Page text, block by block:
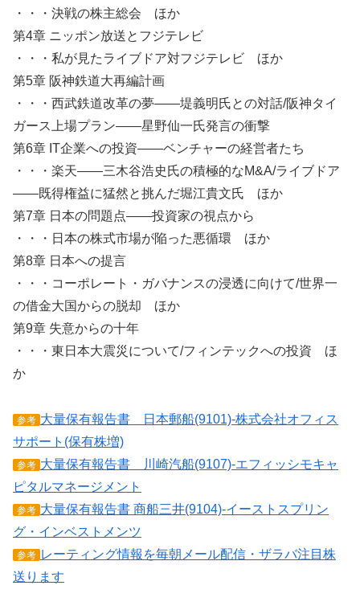
・・・決戦の株主総会 ほか
第4章 ニッポン放送とフジテレビ
・・・私が見たライブドア対フジテレビ ほか
第5章 阪神鉄道大再編計画
・・・西武鉄道改革の夢――堤義明氏との対話/阪神タイ
ガース上場プラン――星野仙一氏発言の衝撃
第6章 IT企業への投資――ベンチャーの経営者たち
・・・楽天――三木谷浩史氏の積極的なM&A/ライブドア
――既得権益に猛然と挑んだ堀江貴文氏 ほか
第7章 日本の問題点――投資家の視点から
・・・日本の株式市場が陥った悪循環 ほか
第8章 日本への提言
・・・コーポレート・ガバナンスの浸透に向けて/世界一
の借金大国からの脱却 ほか
第9章 失意からの十年
・・・東日本大震災について/フィンテックへの投資 ほ
か
参考 大量保有報告書 日本郵船(9101)-株式会社オフィス
サポート(保有株増)
参考 大量保有報告書 川崎汽船(9107)-エフィッシモキャ
ピタルマネージメント
参考 大量保有報告書 商船三井(9104)-イーストスプリン
グ・インベストメンツ
参考 レーティング情報を毎朝メール配信・ザラバ注目株
送ります